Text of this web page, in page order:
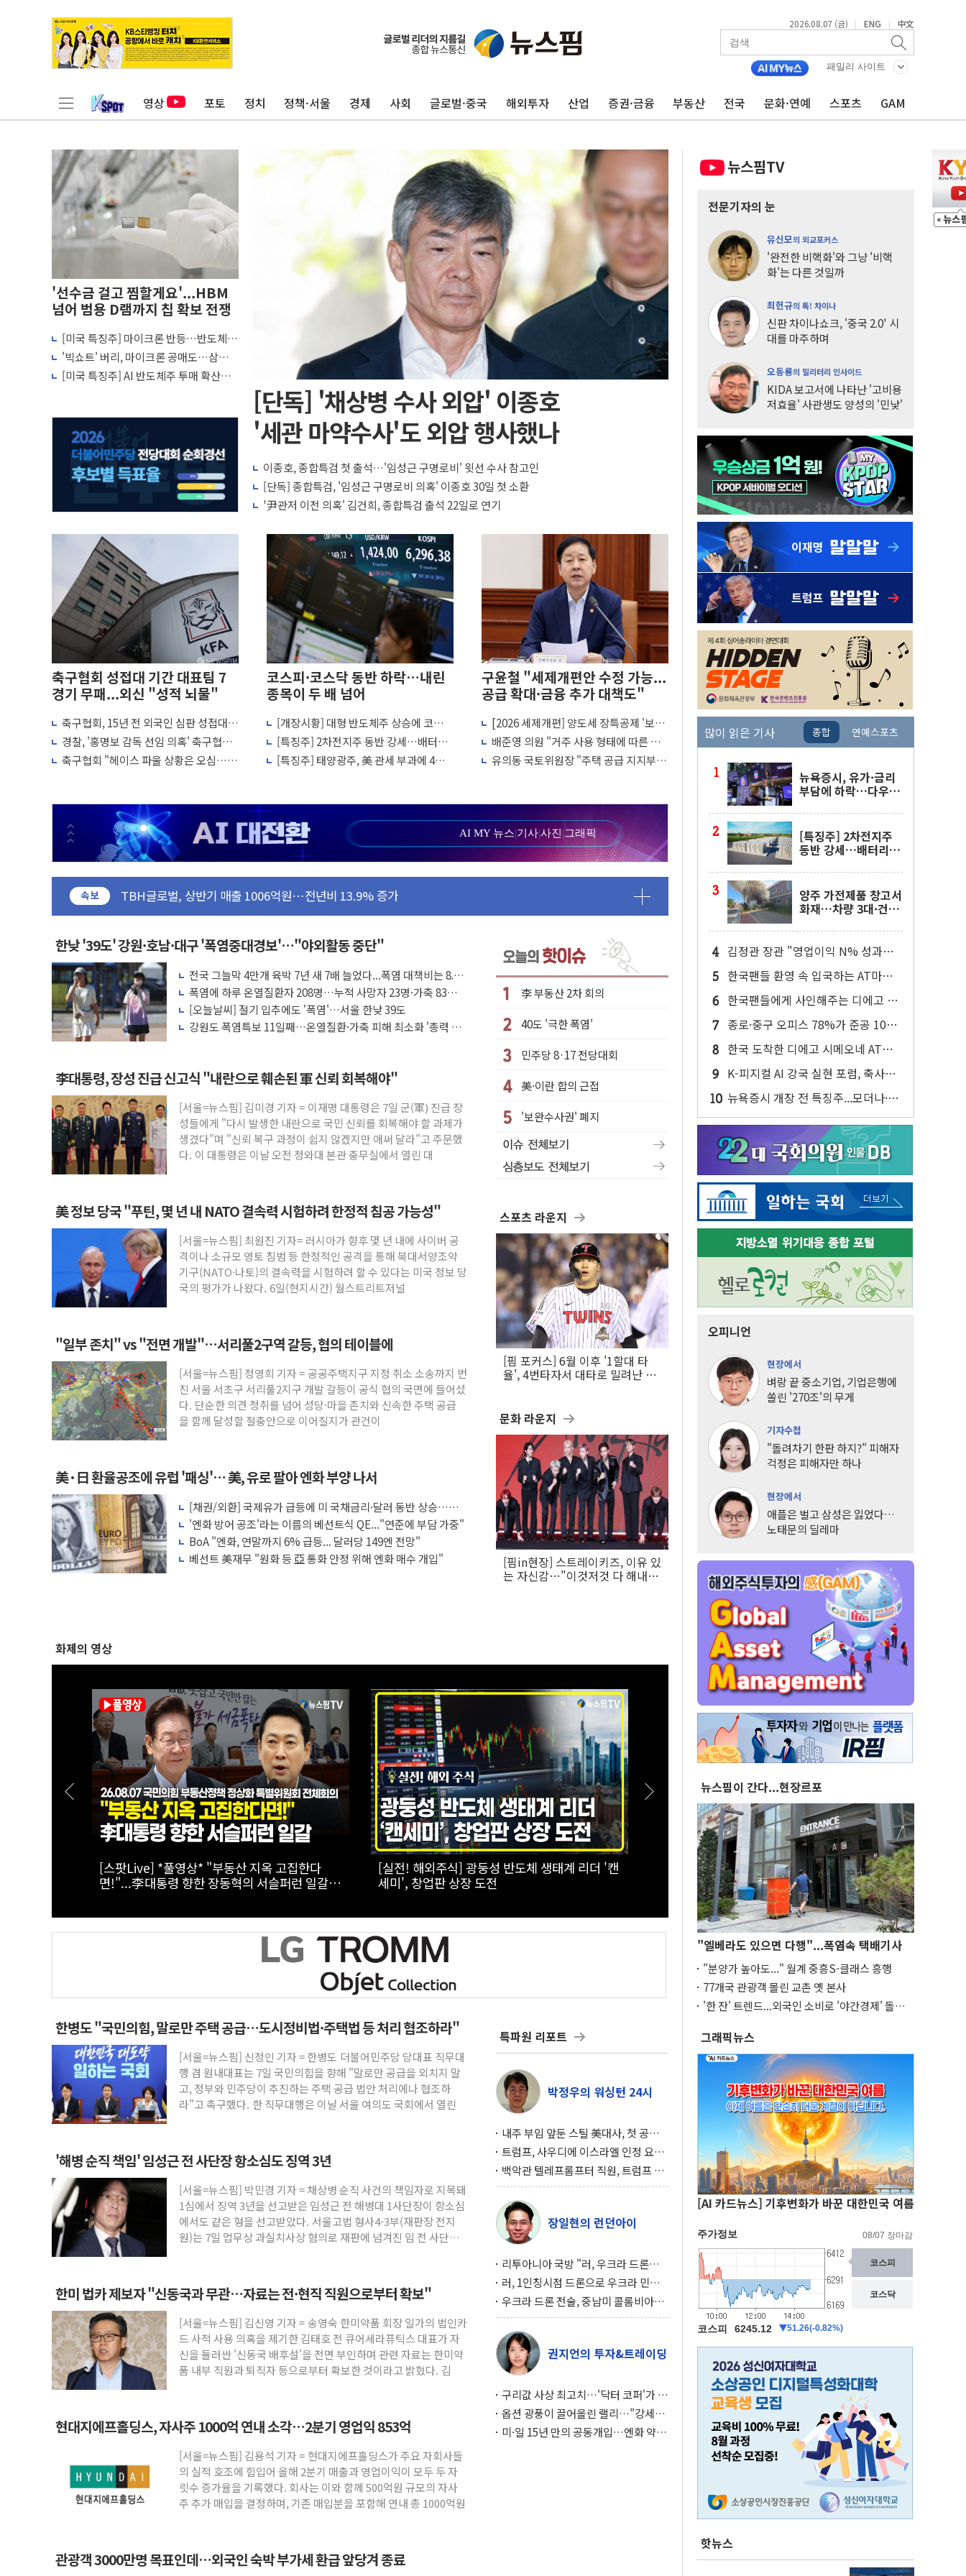
2026.08.07 (금) | ENG | 中文
패밀리 사이트
영상 포토 정치 정책·서울 경제 사회 글로벌·중국 해외투자 산업 증권·금융 부동산 전국 문화·연예 스포츠 GAM
'선수금 걸고 찜할게요'...HBM
넘어 범용 D램까지 칩 확보 전쟁
[미국 특징주] 마이크론 반등…반도체
투자 심리 회복 조짐
'빅쇼트' 버리, 마이크론 공매도…삼성전
자·SK하이닉스 증설 '위험신호'
[미국 특징주] AI 반도체주 투매 확산…
[단독] '채상병 수사 외압' 이종호
'세관 마약수사'도 외압 행사했나
이종호, 종합특검 첫 출석…'임성근 구명로비' 윗선 수사 참고인
[단독] 종합특검, '임성근 구명로비 의혹' 이종호 30일 첫 소환
'尹관저 이전 의혹' 김건희, 종합특검 출석 22일로 연기
축구협회 성접대 기간 대표팀 7
경기 무패...외신 "성적 뇌물"
축구협회, 15년 전 외국인 심판 성접대
의혹...월드컵·올림픽 예선도 포함
경찰, '홍명보 감독 선임 의혹' 축구협회
압수수색
축구협회 "헤이스 파울 상황은 오심…역
코스피·코스닥 동반 하락…내린
종목이 두 배 넘어
[개장시황] 대형 반도체주 상승에 코스
피, 장 초반 1%대 반등
[특징주] 2차전지주 동반 강세…배터리3
사 일제히 상승
[특징주] 태양광주, 美 관세 부과에 4%
구윤철 "세제개편안 수정 가능...
공급 확대·금융 추가 대책도"
[2026 세제개편] 양도세 장특공제 '보
유'서 '거주'로…10년 살아야 최대 80%
배준영 의원 "거주 사용 형태에 따른 중
과세는 과세 원칙 어긋나"
유의동 국토위원장 "주택 공급 지지부
AI MY 뉴스|기사|사진 |그래픽
속보
나경원 의원 "장기보유 1주택자 과도한 세금 부당"…소득세법 개정안 발의 예고
李대통령, 규제합리화위 부위원장에 김태유 교수…국립외교원장에 김흥규 교수
한병도 "국민의힘, 말로만 주택 공급…도시정비법·주택법 등 처리 협조하라"
박홍근 "국가재정시스템 안정성 한순간도 흔들려선 안돼"
우리자산운용, MMF 순자산 30조 돌파…증시 급락에 업계 1위
李대통령, 장성 진급 신고식 "내란으로 훼손된 軍 신뢰 회복해야"
TBH글로벌, 상반기 매출 1006억원…전년비 13.9% 증가
AI 메모리 향한 뜨거운 관심…SK하이닉스, FMS서 '풀스택' 기술력 과시
건설 불황 속 내실 다진 한샘…B2B 확장으로 성장동력 확보
"내년 메모리 물량 동났다"…선수금 내걸고 확보 전쟁
현대지에프홀딩스, 자사주 1000억 연내 소각…2분기 영업익 853억
관광객 3000만명 목표인데…외국인 숙박 부가세 환급 앞당겨 종료
[뉴스핌 이 시각 PICK] 축구협회 성접대 기간, 대표팀 무패 外
美 정보 당국 "푸틴, 몇 년 내 NATO 결속력 시험하려 한정적 침공 가능성"
인도, 바이오가스 생산에 3.5조원 투입키로...'에너지 자립' 일환
서울시, 정비사업으로 주택 36% 늘었다...공급부족 전 시장 규제 탓 커
신인류콘텐츠, 핀란드 AI 기업 Audission Oy와 운영 파트너십 체결
"일부 존치" vs "전면 개발"…서리풀2구역 갈등, 협의 테이블에
[AI 카드뉴스] 기후변화가 바꾼 대한민국 여름
한낮 '39도' 강원·호남·대구 '폭염중대경보'…"야외활동 중단"
전국 그늘막 4만개 육박 7년 새 7배 늘었다...폭염 대책비는 8.6
배 증가
폭염에 하루 온열질환자 208명…누적 사망자 23명·가축 83만
마리 폐사
[오늘날씨] 절기 입추에도 '폭염'…서울 한낮 39도
강원도 폭염특보 11일째…온열질환·가축 피해 최소화 '총력 대
李대통령, 장성 진급 신고식 "내란으로 훼손된 軍 신뢰 회복해야"
[서울=뉴스핌] 김미경 기자 = 이재명 대통령은 7일 군(軍) 진급 장
성들에게 "다시 발생한 내란으로 국민 신뢰를 회복해야 할 과제가
생겼다"며 "신뢰 복구 과정이 쉽지 않겠지만 애써 달라"고 주문했
다. 이 대통령은 이날 오전 청와대 본관 충무실에서 열린 대
美 정보 당국 "푸틴, 몇 년 내 NATO 결속력 시험하려 한정적 침공 가능성"
[서울=뉴스핌] 최원진 기자= 러시아가 향후 몇 년 내에 사이버 공
격이나 소규모 영토 침범 등 한정적인 공격을 통해 북대서양조약
기구(NATO·나토)의 결속력을 시험하려 할 수 있다는 미국 정보 당
국의 평가가 나왔다. 6일(현지시간) 월스트리트저널
"일부 존치" vs "전면 개발"…서리풀2구역 갈등, 협의 테이블에
[서울=뉴스핌] 정영희 기자 = 공공주택지구 지정 취소 소송까지 번
진 서울 서초구 서리풀2지구 개발 갈등이 공식 협의 국면에 들어섰
다. 단순한 의견 청취를 넘어 성당·마을 존치와 신속한 주택 공급
을 함께 달성할 절충안으로 이어질지가 관건이
美·日 환율공조에 유럽 '패싱'… 美, 유로 팔아 엔화 부양 나서
[채권/외환] 국제유가 급등에 미 국채금리·달러 동반 상승…시
장, 美 고용지표 촉각
'엔화 방어 공조'라는 이름의 베선트식 QE..."연준에 부담 가중"
BoA "엔화, 연말까지 6% 급등... 달러당 149엔 전망"
베선트 美재무 "원화 등 亞 통화 안정 위해 엔화 매수 개입"
李 부동산 2차 회의
40도 '극한 폭염'
민주당 8·17 전당대회
美·이란 합의 근접
'보완수사권' 폐지
스포츠 라운지
[핌 포커스] 6월 이후 '1할대 타
율', 4번타자서 대타로 밀려난 LG
문화 라운지
[핌in현장] 스트레이키즈, 이유 있
는 자신감…"이것저것 다 해내는
화제의 영상
[스팟Live] *풀영상* 한병도 “국민의힘, 말로만
주택 공급…공급 법안 처리 협조하라”｜
[스팟Live] 일상에서 장점이 더 돋보이는 '전기
패밀리 SUV' 볼보 EX90
[실전! 해외주식] 극한의 우주 환경을 돌파하는
AADX의 경쟁력
한병도 "국민의힘, 말로만 주택 공급…도시정비법·주택법 등 처리 협조하라"
[서울=뉴스핌] 신정인 기자 = 한병도 더불어민주당 당대표 직무대
행 겸 원내대표는 7일 국민의힘을 향해 "말로만 공급을 외치지 말
고, 정부와 민주당이 추진하는 주택 공급 법안 처리에나 협조하
라"고 촉구했다. 한 직무대행은 이날 서울 여의도 국회에서 열린
'해병 순직 책임' 임성근 전 사단장 항소심도 징역 3년
[서울=뉴스핌] 박민경 기자 = 채상병 순직 사건의 책임자로 지목돼
1심에서 징역 3년을 선고받은 임성근 전 해병대 1사단장이 항소심
에서도 같은 형을 선고받았다. 서울고법 형사4-3부(재판장 전지
원)는 7일 업무상 과실치사상 혐의로 재판에 넘겨진 임 전 사단장
한미 법카 제보자 "신동국과 무관…자료는 전·현직 직원으로부터 확보"
[서울=뉴스핌] 김신영 기자 = 송영숙 한미약품 회장 일가의 법인카
드 사적 사용 의혹을 제기한 김태호 전 큐어세라퓨틱스 대표가 자
신을 둘러싼 '신동국 배후설'을 전면 부인하며 관련 자료는 한미약
품 내부 직원과 퇴직자 등으로부터 확보한 것이라고 밝혔다. 김
현대지에프홀딩스, 자사주 1000억 연내 소각…2분기 영업익 853억
[서울=뉴스핌] 김용석 기자 = 현대지에프홀딩스가 주요 자회사들
의 실적 호조에 힘입어 올해 2분기 매출과 영업이익이 모두 두 자
릿수 증가율을 기록했다. 회사는 이와 함께 500억원 규모의 자사
주 추가 매입을 결정하며, 기존 매입분을 포함해 연내 총 1000억원
관광객 3000만명 목표인데…외국인 숙박 부가세 환급 앞당겨 종료
특파원 리포트
박정우의 워싱턴 24시
내주 부임 앞둔 스틸 美대사, 첫 공개
행사서 "한미동맹 강화 최우선 과제"
트럼프, 사우디에 이스라엘 인정 요
구…원자력 협정 서명 하루 만에 좌초
위기
백악관 텔레프롬프터 직원, 트럼프 연
설 미리 보고 베팅 시장서 10만달러 챙
겨
장일현의 런던아이
리투아니아 국방 "러, 우크라 드론으
로 나토 회원국 공격 검토… 거짓 깃발
작전"
러, 1인칭시점 드론으로 우크라 민간
인 '사파리' 공격… 시민들 공포감 극
대화 전략
우크라 드론 전술, 중남미 콜롬비아에
새 안보 위기… 반군·마약카르텔이 습
득해 전투 활용
권지언의 투자&트레이딩
구리값 사상 최고치…'닥터 코퍼'가 말
하는 경기 신호가 달라졌다
옵션 광풍이 끌어올린 랠리…"강세장
이면에 과열 경고등"
미·일 15년 만의 공동개입…엔화 약세
뉴스핌TV
전문기자의 눈
유신모의 외교포커스
'완전한 비핵화'와 그냥 '비핵
화'는 다른 것일까
최헌규의 톡! 차이나
신판 차이나쇼크, '중국 2.0' 시
대를 마주하며
오동룡의 밀리터리 인사이드
KIDA 보고서에 나타난 '고비용
저효율' 사관생도 양성의 '민낯'
많이 읽은 기사 종합 연예스포츠
뉴욕증시, 유가·금리
부담에 하락…다우 5
[특징주] 2차전지주
동반 강세…배터리3
양주 가전제품 창고서
화재…차량 3대·건물
김정관 장관 "영업이익 N% 성과급
반대…상법·자본시장법 개정 논의"
한국팬들 환영 속 입국하는 AT마드
리드
한국팬들에게 사인해주는 디에고 시
메오네 감독
종로·중구 오피스 78%가 준공 10년
이상…리뉴얼이 경쟁력 가른다
한국 도착한 디에고 시메오네 AT마
드리드 감독
K-피지컬 AI 강국 실현 포럼, 축사하
는 한병도
뉴욕증시 개장 전 특징주...모더나·아
이온큐·도어대시↑ VS 샌디스크·피
그마·앱러빈↓
오피니언
현장에서
벼랑 끝 중소기업, 기업은행에
쏠린 '270조'의 무게
기자수첩
"돌려차기 한판 하지?" 피해자
걱정은 피해자만 하나
현장에서
애플은 벌고 삼성은 잃었다…
노태문의 딜레마
뉴스핌이 간다...현장르포
"엘베라도 있으면 다행"...폭염속 택배기사
"분양가 높아도..." 월계 중흥S-클래스 흥행
77개국 관광객 몰린 교촌 옛 본사
'한 잔' 트렌드...외국인 소비로 '야간경제' 돌파
그래픽뉴스
[AI 카드뉴스] 기후변화가 바꾼 대한민국 여름
핫뉴스